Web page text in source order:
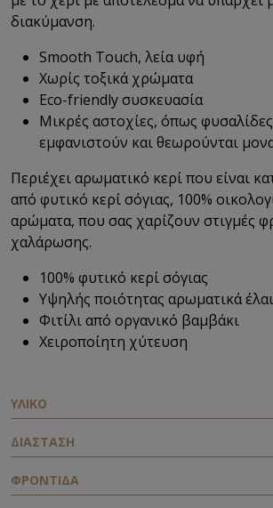
διακύμανση.
Smooth Touch, λεία υφή
Χωρίς τοξικά χρώματα
Eco-friendlyσυσκευασία
Μικρές αστοχίες, όπως
εμφανιστούν και θεωρούνται
Περιέχειαρωματικό κερί που είναι
από φυτικό κερί σόγιας, 100%
αρώματα, που σας χαρίζουν στιγμές
χαλάρωσης.
100% φυτικό κερί σόγιας
Υψηλής ποιότητας αρωματικά
Φιτίλι από οργανικό βαμβάκι
Χειροποίητη χύτευση
ΥΛΙΚΟ
ΔΙΑΣΤΑΣΗ
ΦΡΟΝΤΙΔΑ